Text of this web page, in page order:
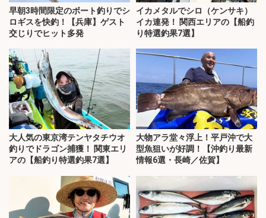
早朝3時間限定のボート釣りでシ
ロギスを快釣！【兵庫】ゲスト
交じりでヒット多発
イカメタルでシロ（ケンサキ）
イカ連発！ 関西エリアの【船釣
り特選釣果7選】
大人気の東京湾テンヤタチウオ
釣りでドラゴン捕獲！ 関東エリ
アの【船釣り特選釣果7選】
大物アラ堂々浮上！平戸沖で大
型魚狙いが好調！【沖釣り最新
情報6選・長崎／佐賀】